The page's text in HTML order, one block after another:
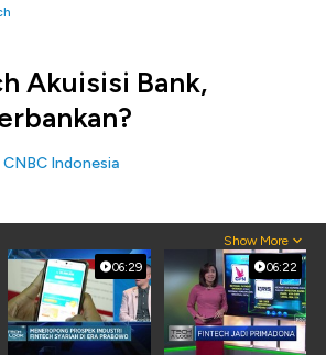
Akuisisi Bank,
CNBC Indonesia
Show More
06:29 06:22